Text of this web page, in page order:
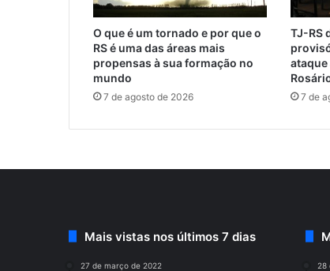
O que é um tornado e por que o
RS é uma das áreas mais
propensas à sua formação no
mundo
7 de agosto de 2026
TJ-RS
7 de
Mais vistas nos últimos 7 dias
27 de março de 2022 28